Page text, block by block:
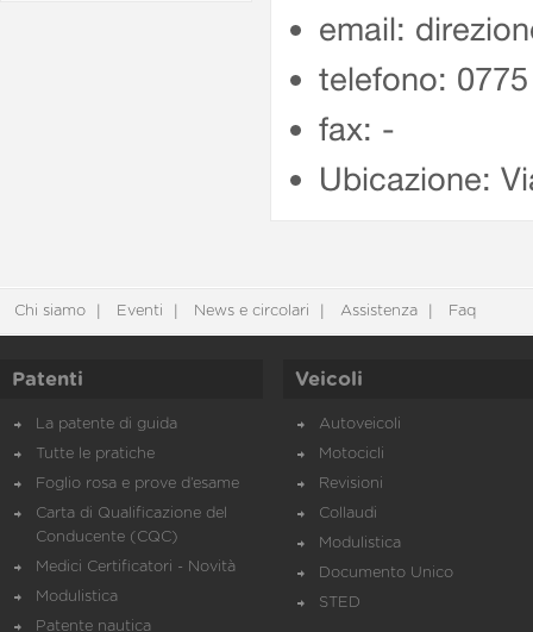
email:
telefono:
fax: -
Ubicazione:
Chi siamo Eventi News e circolari Assistenza Faq
Patenti
La patente di guida
Tutte le pratiche
Foglio rosa e prove d’esame
Carta di Qualificazione del
Conducente (CQC)
Medici Certificatori - Novità
Modulistica
Patente nautica
Veicoli
Autoveicoli
Motocicli
Revisioni
Collaudi
Modulistica
Documento Unico
STED